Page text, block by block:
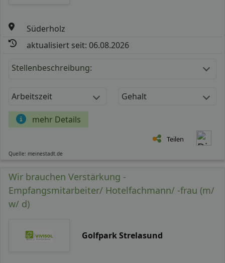
Süderholz
aktualisiert seit: 06.08.2026
Stellenbeschreibung:
Arbeitszeit Gehalt
mehr Details
Teilen
Quelle: meinestadt.de
Wir brauchen Verstärkung -
Empfangsmitarbeiter/ Hotelfachmann/ -frau (m/
w/ d)
Golfpark Strelasund